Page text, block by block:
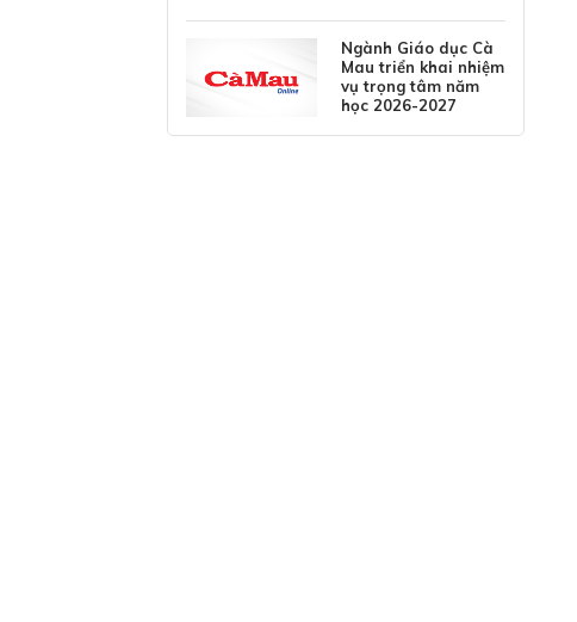
Ngành Giáo dục Cà
Mau triển khai nhiệm
vụ trọng tâm năm
học 2026-2027